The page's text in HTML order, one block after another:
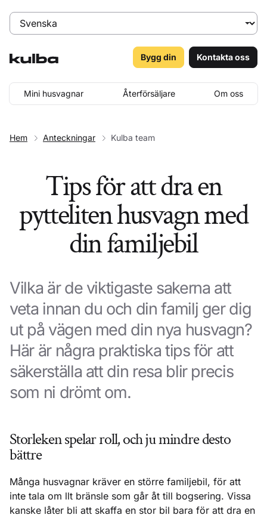
Mini husvagnar Återförsäljare Om oss
Bygg din Kontakta oss
Hem Anteckningar Kulba team
Tips för att dra en
pytteliten husvagn med
din familjebil
Vilka är de viktigaste sakerna att
veta innan du och din familj ger dig
ut på vägen med din nya husvagn?
Här är några praktiska tips för att
säkerställa att din resa blir precis
som ni drömt om.
Storleken spelar roll, och ju mindre desto
bättre
Många husvagnar kräver en större familjebil, för att
inte tala om llt bränsle som går åt till bogsering. Vissa
kanske låter bli att skaffa en stor bil bara för att dra en